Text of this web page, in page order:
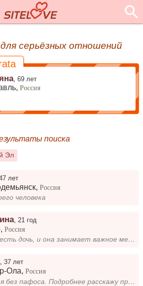
серьёзных отношений
,69 лет
Россия
поиска
Эл
лет
,Россия
человека
, 21 год
,Россия
У меня есть дочь, и она занимает важное место в моей жизни. Мы часто проводим время вместе, обсуждаем интересные темы и...
,37 лет
Ола,Россия
Обычная без пафоса. Подробнее расскажу при переписке